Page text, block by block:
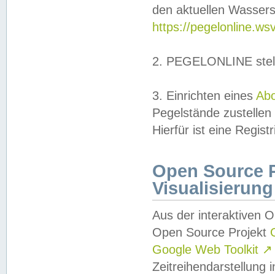
den aktuellen
https://
2. PEGELONLINE
3. Einrichten eines
Pegelstände
Hierfür ist eine
Open Source
Visualisierung
Aus der interaktiven
Open Source Projekt
Google Web Toolkit ↗
Zeitreihendarstellung